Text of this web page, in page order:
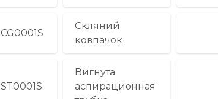
CG0001S
Скляний
ковпачок
ST0001S
Вигнута
аспирационная